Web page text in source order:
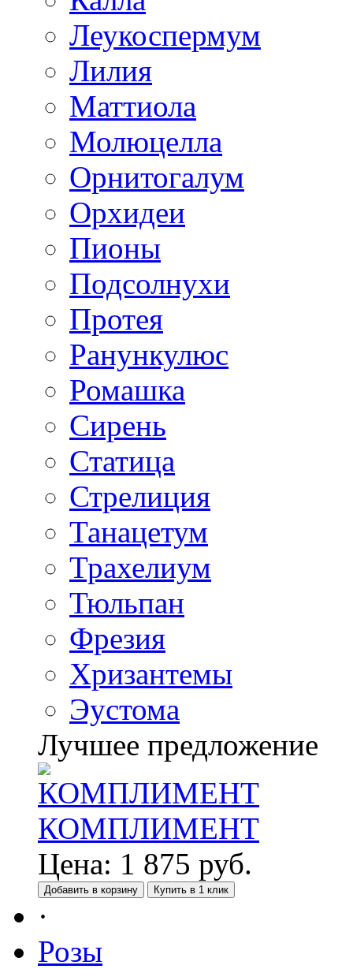
Леукоспермум
Лилия
Маттиола
Молюцелла
Орнитогалум
Орхидеи
Пионы
Подсолнухи
Протея
Ранункулюс
Ромашка
Сирень
Статица
Стрелиция
Танацетум
Трахелиум
Тюльпан
Фрезия
Хризантемы
Эустома
Лучшее предложение
КОМПЛИМЕНТ
Цена: 1 875 руб.
Добавить в корзину Купить в 1 клик
·
Розы